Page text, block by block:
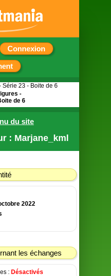
Connexion
du site
: Marjane_kml
2022
les échanges
: Désactivés
-
de 6